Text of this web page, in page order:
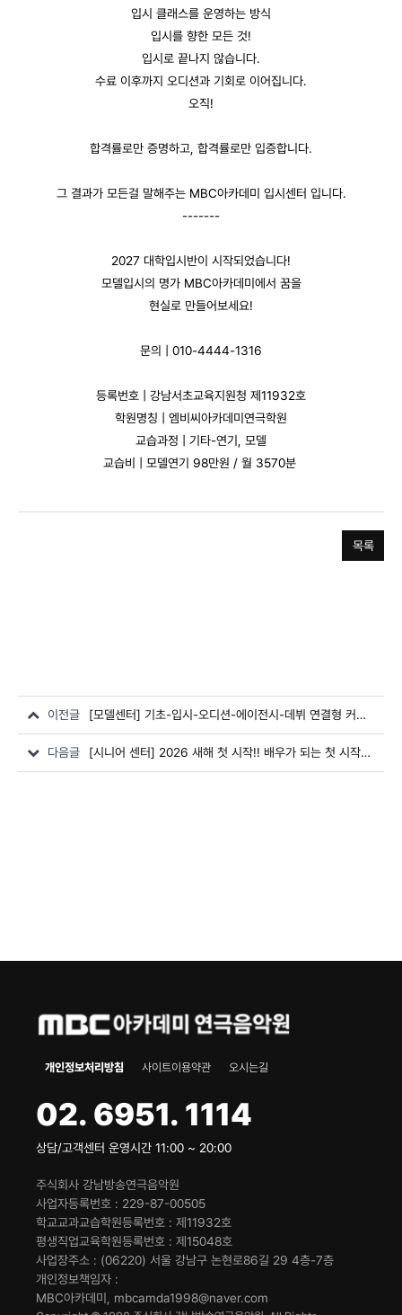
입시 클래스를 운영하는 방식
입시를 향한 모든 것!
입시로 끝나지 않습니다.
수료 이후까지 오디션과 기회로 이어집니다.
오직!
합격률로만 증명하고, 합격률로만 입증합니다.
그 결과가 모든걸 말해주는 MBC아카데미 입시센터 입니다.
-------
2027 대학입시반이 시작되었습니다!
모델입시의 명가 MBC아카데미에서 꿈을
현실로 만들어보세요!
문의 | 010-4444-1316
등록번호 | 강남서초교육지원청 제11932호
학원명칭 | 엠비씨아카데미연극학원
교습과정 | 기타-연기, 모델
교습비 | 모델연기 98만원 / 월 3570분
목록
이전글 [모델센터] 기초-입시-오디션-에이전시-데뷔 연결형 커리어 패스 시스템!!
다음글 [시니어 센터] 2026 새해 첫 시작!! 배우가 되는 첫 시작을 37기 시니어 클래스에서 시작하세요!
개인정보처리방침 사이트이용약관 오시는길
02. 6951. 1114
상담/고객센터 운영시간 11:00 ~ 20:00
주식회사 강남방송연극음악원
사업자등록번호
229-87-00505
학교교과교습학원등록번호
제11932호
평생직업교육학원등록번호
제15048호
사업장주소
(06220) 서울 강남구 논현로86길 29 4층-7층
개인정보책임자
MBC아카데미, mbcamda1998@naver.com